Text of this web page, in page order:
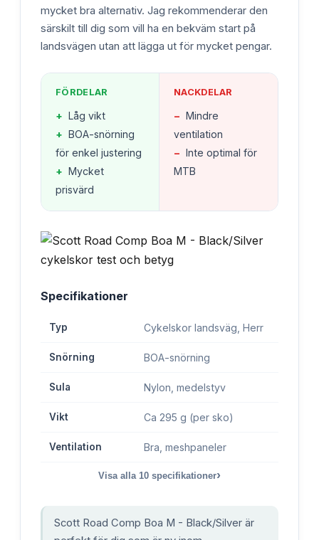
mycket bra alternativ. Jag rekommenderar den
särskilt till dig som vill ha en bekväm start på
landsvägen utan att lägga ut för mycket pengar.
FÖRDELAR
+ Låg vikt
+ BOA-snörning
för enkel justering
+ Mycket
prisvärd
NACKDELAR
− Mindre
ventilation
− Inte optimal för
MTB
Specifikationer
Typ Cykelskor landsväg, Herr
Snörning BOA-snörning
Sula Nylon, medelstyv
Vikt Ca 295 g (per sko)
Ventilation Bra, meshpaneler
Visa alla 10 specifikationer›
Scott Road Comp Boa M - Black/Silver är